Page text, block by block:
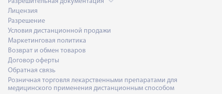
Лицензия
Разрешение
Условия дистанционной продажи
Маркетинговая политика
Возврат и обмен товаров
Договор оферты
Обратная связь
Розничная торговля лекарственными препаратами для
медицинского применения дистанционным способом